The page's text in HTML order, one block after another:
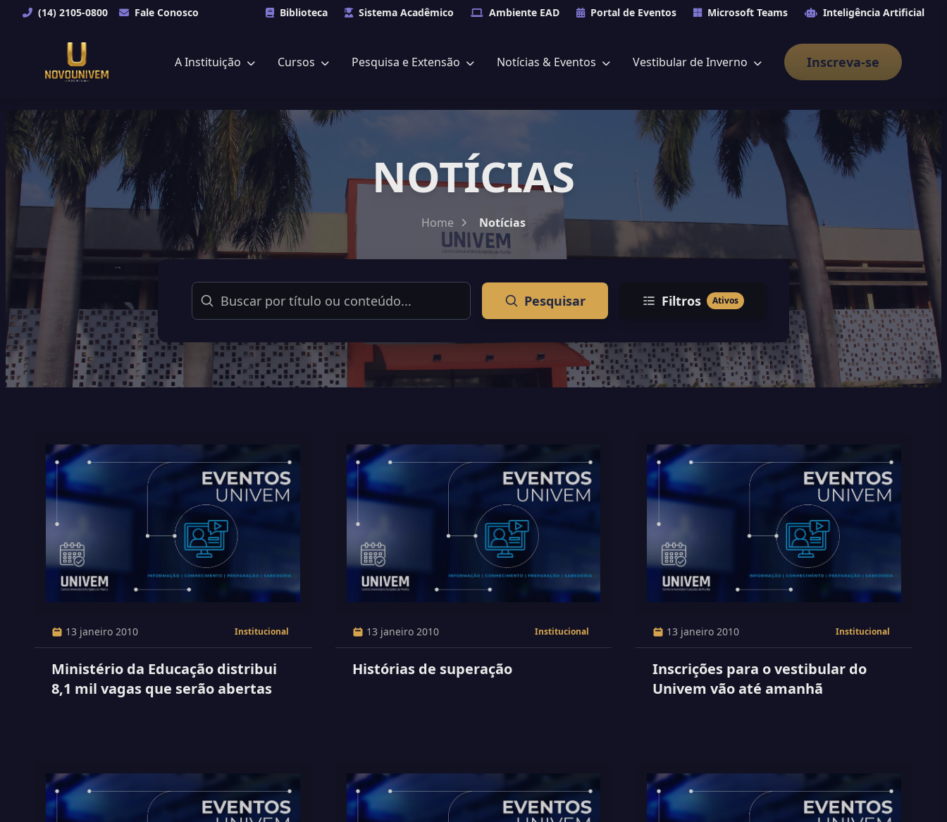
(14) 2105-0800 Fale Conosco Biblioteca Sistema Acadêmico Ambiente EAD Portal de Eventos Microsoft Teams Inteligência Artificial
A Instituição Cursos Pesquisa e Extensão Notícias & Eventos Vestibular de Inverno Inscreva-se
NOTÍCIAS
Home Notícias
Buscar Pesquisar Filtros Ativos
13 janeiro 2010 Institucional
Ministério da Educação distribui
8,1 mil vagas que serão abertas
13 janeiro 2010 Institucional
Histórias de superação
13 janeiro 2010 Institucional
Inscrições para o vestibular do
Univem vão até amanhã